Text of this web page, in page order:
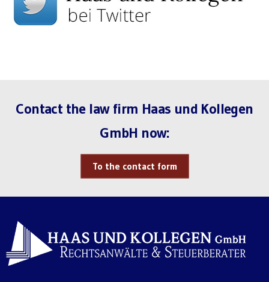
Contact the law firm Haas und Kollegen
GmbH now:
To the contact form